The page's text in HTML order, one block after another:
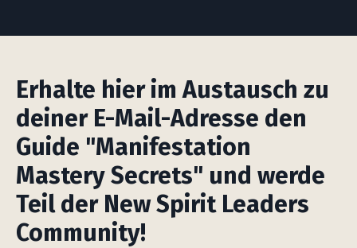
Erhalte hier im Austausch zu
deiner E-Mail-Adresse den
Guide "Manifestation
Mastery Secrets" und werde
Teil der New Spirit Leaders
Community!